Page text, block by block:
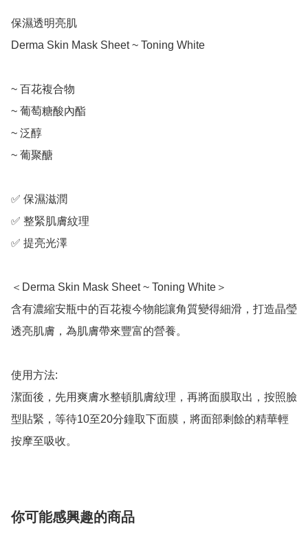
保濕透明亮肌
Derma Skin Mask Sheet ~ Toning White
~ 百花複合物
~ 葡萄糖酸內酯
~ 泛醇
~ 葡聚醣
✅ 保濕滋潤
✅ 整緊肌膚紋理
✅ 提亮光澤
＜Derma Skin Mask Sheet ~ Toning White＞
含有濃縮安瓶中的百花複今物能讓角質變得細滑，打造晶瑩
透亮肌膚，為肌膚帶來豐富的營養。
使用方法:
潔面後，先用爽膚水整頓肌膚紋理，再將面膜取出，按照臉
型貼緊，等待10至20分鐘取下面膜，將面部剩餘的精華輕
按摩至吸收。
你可能感興趣的商品